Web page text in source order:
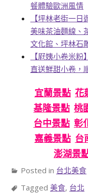
餐體驗歐洲風情
【坪林老街一
美味茶油麵線、
文化館、坪林石
【屘姨小卷米
直送鮮甜小卷，
宜蘭景點 花
基隆景點 桃
台中景點 彰
嘉義景點 台
澎湖景
Posted in 台北美食
Tagged 美食, 台北